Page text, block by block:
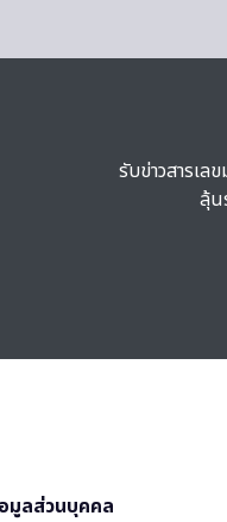
รับข่าวสารเล
ลุ้น
มูลส่วนบุคคล